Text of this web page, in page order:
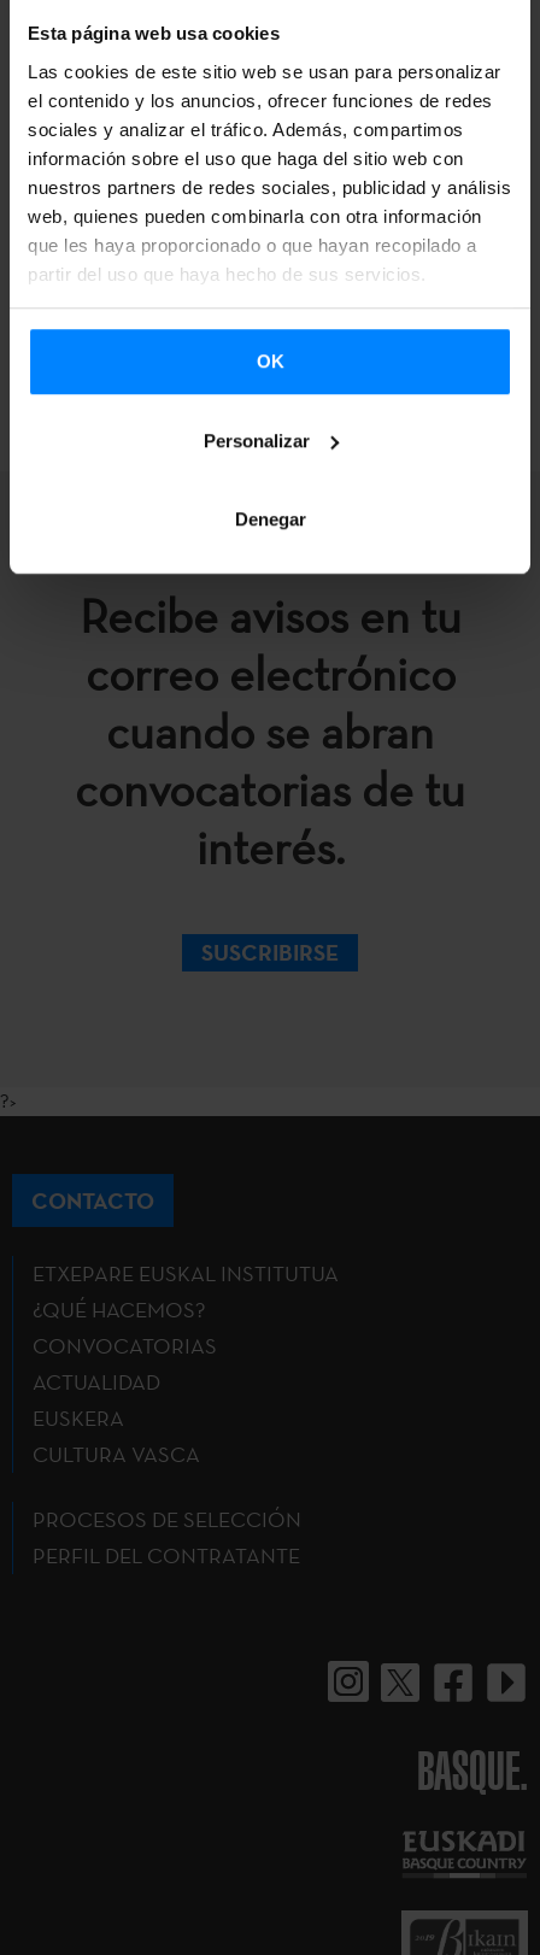
Esta página web usa cookies
Las cookies de este sitio web se usan para personalizar
el contenido y los anuncios, ofrecer funciones de redes
sociales y analizar el tráfico. Además, compartimos
información sobre el uso que haga del sitio web con
nuestros partners de redes sociales, publicidad y análisis
web, quienes pueden combinarla con otra información
que les haya proporcionado o que hayan recopilado a
partir del uso que haya hecho de sus servicios.
OK
Personalizar
Denegar
La persona seleccionada participará en la jornada de
trabajo para el curso 2022-2023, impartiendo clases de
euskera y cultura vasca.
Quienes deseen participar deberán hacerlo constar en el
modelo de solicitud que será facilitado en la página web,
presentando la documentación requerida en la
convocatoria.
Recibe avisos en tu
correo electrónico
cuando se abran
convocatorias de tu
interés.
SUSCRIBIRSE
?>
CONTACTO
ETXEPARE EUSKAL INSTITUTUA
¿QUÉ HACEMOS?
CONVOCATORIAS
ACTUALIDAD
EUSKERA
CULTURA VASCA
PROCESOS DE SELECCIÓN
PERFIL DEL CONTRATANTE
BASQUE.